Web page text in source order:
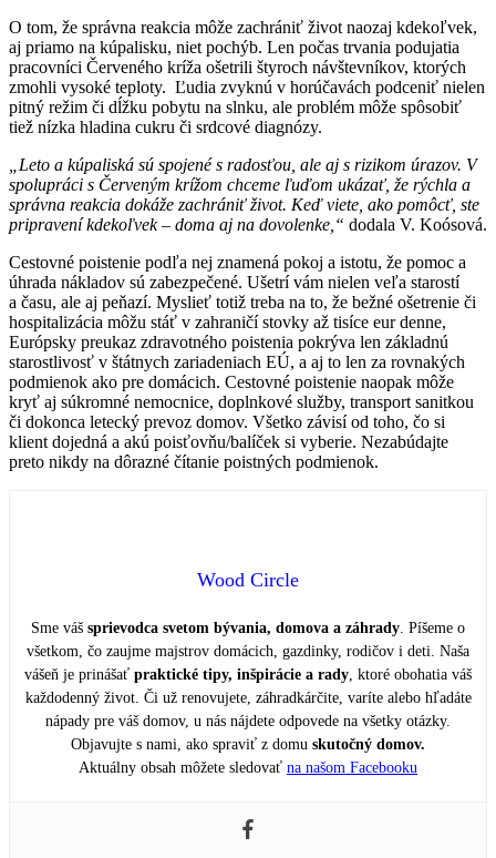
O tom, že správna reakcia môže zachrániť život naozaj kdekoľvek,
aj priamo na kúpalisku, niet pochýb. Len počas trvania podujatia
pracovníci Červeného kríža ošetrili štyroch návštevníkov, ktorých
zmohli vysoké teploty. Ľudia zvyknú v horúčavách podceniť nielen
pitný režim či dĺžku pobytu na slnku, ale problém môže spôsobiť
tiež nízka hladina cukru či srdcové diagnózy.
„Leto a kúpaliská sú spojené s radosťou, ale aj s rizikom úrazov. V
spolupráci s Červeným krížom chceme ľuďom ukázať, že rýchla a
správna reakcia dokáže zachrániť život. Keď viete, ako pomôcť, ste
pripravení kdekoľvek – doma aj na dovolenke,“ dodala V. Koósová.
Cestovné poistenie podľa nej znamená pokoj a istotu, že pomoc a
úhrada nákladov sú zabezpečené. Ušetrí vám nielen veľa starostí
a času, ale aj peňazí. Myslieť totiž treba na to, že bežné ošetrenie či
hospitalizácia môžu stáť v zahraničí stovky až tisíce eur denne,
Európsky preukaz zdravotného poistenia pokrýva len základnú
starostlivosť v štátnych zariadeniach EÚ, a aj to len za rovnakých
podmienok ako pre domácich. Cestovné poistenie naopak môže
kryť aj súkromné nemocnice, doplnkové služby, transport sanitkou
či dokonca letecký prevoz domov. Všetko závisí od toho, čo si
klient dojedná a akú poisťovňu/balíček si vyberie. Nezabúdajte
preto nikdy na dôrazné čítanie poistných podmienok.
Wood Circle
Sme váš sprievodca svetom bývania, domova a záhrady . Píšeme o
všetkom, čo zaujme majstrov domácich, gazdinky, rodičov i deti. Naša
vášeň je prinášať praktické tipy, inšpirácie a rady , ktoré obohatia váš
každodenný život. Či už renovujete, záhradkárčite, varíte alebo hľadáte
nápady pre váš domov, u nás nájdete odpovede na všetky otázky.
Objavujte s nami, ako spraviť z domu skutočný domov.
Aktuálny obsah môžete sledovať na našom Facebooku